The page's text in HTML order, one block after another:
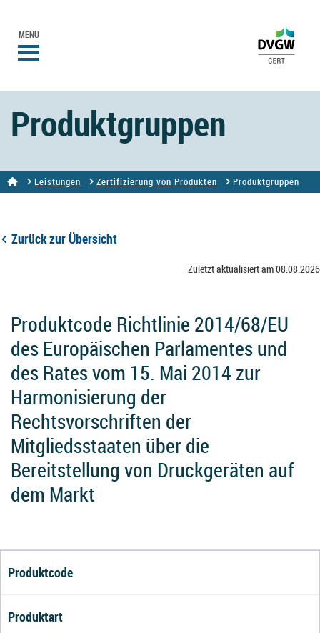
MENÜ
Produktgruppen
Leistungen Zertifizierung von Produkten Produktgruppen
Zurück zur Übersicht
Zuletzt aktualisiert am 08.08.2026
Produktcode Richtlinie 2014/68/EU
des Europäischen Parlamentes und
des Rates vom 15. Mai 2014 zur
Harmonisierung der
Rechtsvorschriften der
Mitgliedsstaaten über die
Bereitstellung von Druckgeräten auf
dem Markt
Produktcode
Produktart